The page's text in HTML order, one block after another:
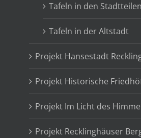
Tafeln in den Stadtteilen
Tafeln in der Altstadt
Projekt Hansestadt
Projekt Historische
Projekt Im Licht des
Projekt Recklinghäuser